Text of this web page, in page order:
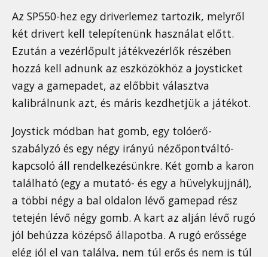
Az SP550-hez egy driverlemez tartozik, melyről
két drivert kell telepítenünk használat előtt.
Ezután a vezérlőpult játékvezérlők részében
hozzá kell adnunk az eszközökhöz a joysticket
vagy a gamepadet, az előbbit választva
kalibrálnunk azt, és máris kezdhetjük a játékot.
Joystick módban hat gomb, egy tolóerő-
szabályzó és egy négy irányú nézőpontváltó-
kapcsoló áll rendelkezésünkre. Két gomb a karon
található (egy a mutató- és egy a hüvelykujjnál),
a többi négy a bal oldalon lévő gamepad rész
tetején lévő négy gomb. A kart az alján lévő rugó
jól behúzza középső állapotba. A rugó erőssége
elég jól el van találva, nem túl erős és nem is túl